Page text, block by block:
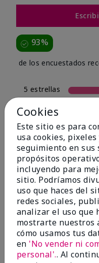
93%
de los encuestados
5 estrellas
4 estrellas
3 estrellas
2 estrellas
1 estrella
Tipo
Filtrar
por
Tipo
de
piel
Cookies
Este sitio es para
usa cookies,
seguimiento en
propósitos
incluyendo para
sitio. Podríamos
uso que haces del
redes sociales,
analizar el uso que
mostrarte nuestros
cómo usamos tus
en 'No vender ni
personal'.. Al